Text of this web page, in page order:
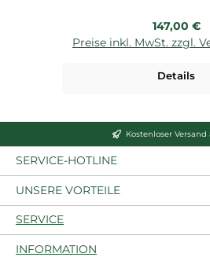
Regulärer
147,00 €
Preise inkl. MwSt. zzgl.
Details
Kostenloser
SERVICE-HOTLINE
UNSERE VORTEILE
SERVICE
INFORMATION